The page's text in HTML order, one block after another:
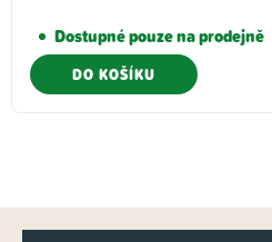
Dostupné pouze na prodejně
DO KOŠÍKU